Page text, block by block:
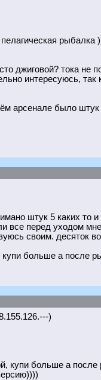
рыбалка
джиговой? тока не
интересуюсь, так
арсенале было
штук 5 каких то
все перед уходом
своим. десяток
купи больше а
)
купи больше а